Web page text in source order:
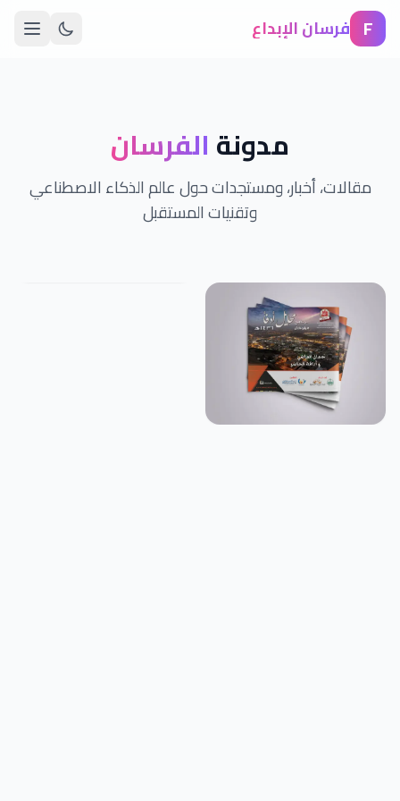
F فرسان الإبداع
مدونةالفرسان
مقالات، أخبار، ومستجدات حول عالم الذكاء الاصطناعي
وتقنيات المستقبل